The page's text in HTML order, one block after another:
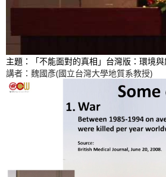
主題：「不能面對的真相」台灣版：環境
講者：魏國彥(國立台灣大學地質系教授)